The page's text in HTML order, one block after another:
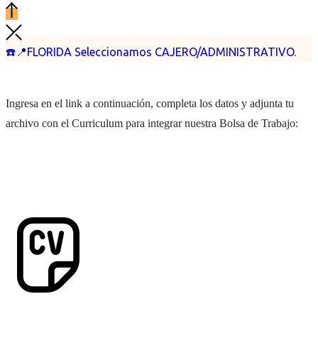
☎️📍FLORIDA Seleccionamos CAJERO/ADMINISTRATIVO.
Ingresa en el link a continuación, completa los datos y adjunta tu
archivo con el Curriculum para integrar nuestra Bolsa de Trabajo: